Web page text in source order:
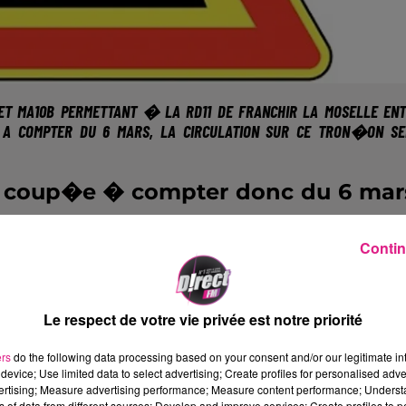
MA10B PERMETTANT � LA RD11 DE FRANCHIR LA MOSELLE
COMPTER DU 6 MARS, LA CIRCULATION SUR CE TRON�ON
� compter donc du 6
perturbations sont
actuel sur la RD11, soit 15
Des d�viations seront mises
conseill�s est d�j�install�.
sur les ouvrages, le
Le respect de votre vie privée est notre priorité
do the following data processing based on your consent and/or our legitimate
Use limited data to select advertising; Create profiles for personalised
Measure advertising performance; Measure content performance;